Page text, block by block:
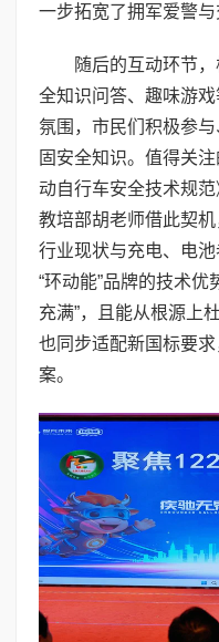
一步拓宽了拥军爱警与
随后的互动环节
全知识问答、趣味游
氛围，市民们积极参
固安全知识。值得关
动自行车安全技术规
教培部胡老师借此契
行业现状与充电、电
“环动能”品牌的技术优
充满”，且能从根源上
也同步适配新国标要
案。